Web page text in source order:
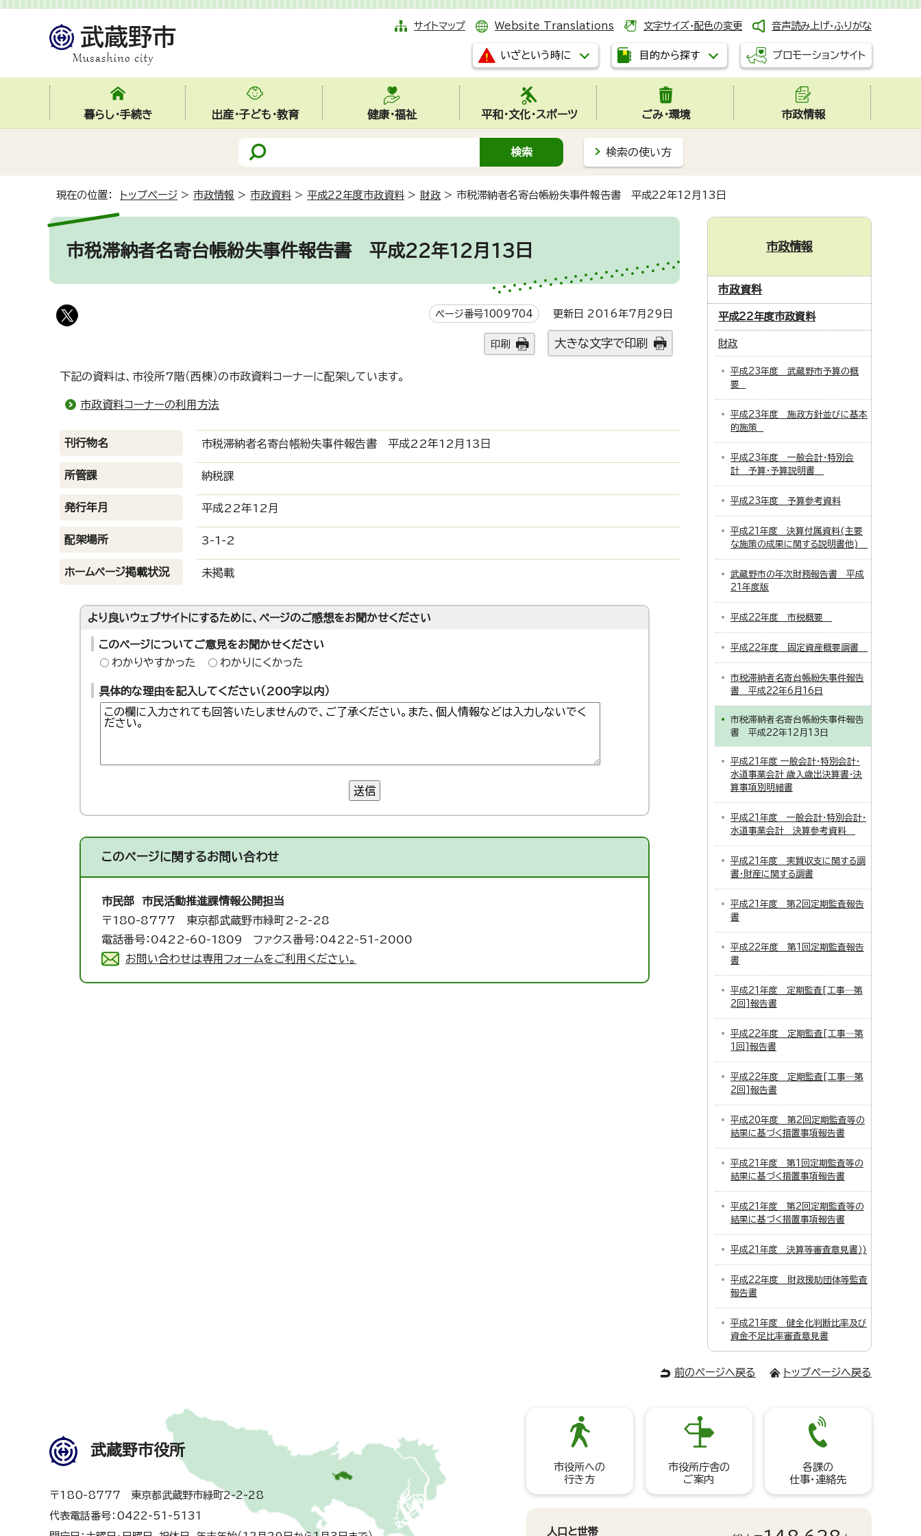
サイトマップ Website Translations 文字サイズ・配色の変更 音声読み上げ・ふりがな
いざという時に 目的から探す プロモーションサイト
暮らし・手続き 出産・子ども・教育 健康・福祉 平和・文化・スポーツ ごみ・環境 市政情報
検索の使い方
現在の位置： トップページ > 市政情報 > 市政資料 > 平成22年度市政資料 > 財政 > 市税滞納者名寄台帳紛失事件報告書 平成22年12月13日
市税滞納者名寄台帳紛失事件報告書 平成22年12月13日
ページ番号1009704 更新日 2016年7月29日
印刷 大きな文字で印刷
下記の資料は、市役所7階（西棟）の市政資料コーナーに配架しています。
市政資料コーナーの利用方法
刊行物名 市税滞納者名寄台帳紛失事件報告書 平成22年12月13日
所管課 納税課
発行年月 平成22年12月
配架場所 3-1-2
ホームページ掲載状況 未掲載
より良いウェブサイトにするために、ページのご感想をお聞かせください
このページについてご意見をお聞かせください
わかりやすかった
わかりにくかった
具体的な理由を記入してください（200字以内）
送信
このページに関するお問い合わせ
市民部 市民活動推進課情報公開担当
〒180-8777 東京都武蔵野市緑町2-2-28
電話番号：0422-60-1809 ファクス番号：0422-51-2000
お問い合わせは専用フォームをご利用ください。
市政情報
市政資料
平成22年度市政資料
財政
平成23年度 武蔵野市予算の概
要
平成23年度 施政方針並びに基本
的施策
平成23年度 一般会計・特別会
計 予算・予算説明書
平成23年度 予算参考資料
平成21年度 決算付属資料(主要
な施策の成果に関する説明書他)
武蔵野市の年次財務報告書 平成
21年度版
平成22年度 市税概要
平成22年度 固定資産概要調書
市税滞納者名寄台帳紛失事件報告
書 平成22年6月16日
市税滞納者名寄台帳紛失事件報告
書 平成22年12月13日
平成21年度 一般会計・特別会計・
水道事業会計 歳入歳出決算書・決
算事項別明細書
平成21年度 一般会計・特別会計・
水道事業会計 決算参考資料
平成21年度 実質収支に関する調
書・財産に関する調書
平成21年度 第2回定期監査報告
書
平成22年度 第1回定期監査報告
書
平成21年度 定期監査[工事─第
2回]報告書
平成22年度 定期監査[工事─第
1回]報告書
平成22年度 定期監査[工事─第
2回]報告書
平成20年度 第2回定期監査等の
結果に基づく措置事項報告書
平成21年度 第1回定期監査等の
結果に基づく措置事項報告書
平成21年度 第2回定期監査等の
結果に基づく措置事項報告書
平成21年度 決算等審査意見書）)
平成22年度 財政援助団体等監査
報告書
平成21年度 健全化判断比率及び
資金不足比率審査意見書
前のページへ戻る トップページへ戻る
武蔵野市役所
〒180-8777 東京都武蔵野市緑町2-2-28
代表電話番号：0422-51-5131
市役所への
行き方
市役所庁舎の
ご案内
各課の
仕事・連絡先
人口と世帯